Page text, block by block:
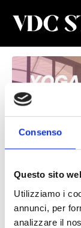
Consenso
Questo sito
Utilizziamo i
annunci, per
analizzare il
Total